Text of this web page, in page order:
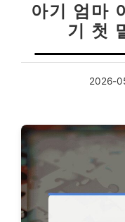
아기 엄마
기 첫
2026-